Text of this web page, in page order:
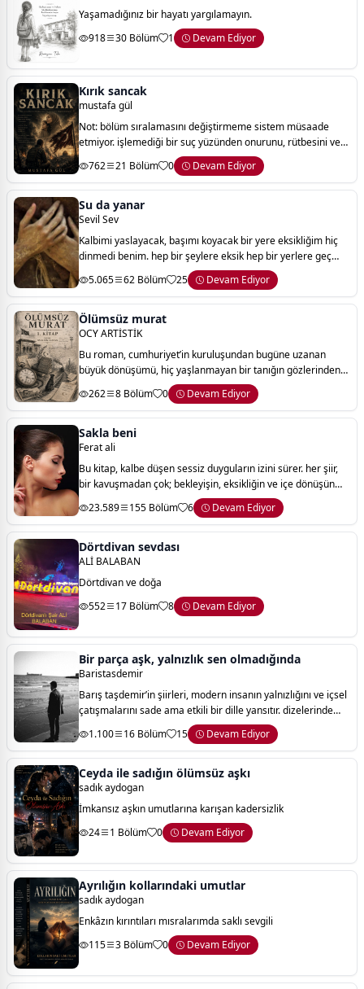
Yaşamadığınız bir hayatı yargılamayın.
918
30 Bölüm 1 Devam Ediyor
Kırık sancak
mustafa gül
Not: bölüm sıralamasını değiştirmeme sistem müsaade
etmiyor. işlemediği bir suç yüzünden onurunu, rütbesini ve
ailesini kaybeden bir subayın; sükût, sabır ve imanla ördüğü
onur mücadelesini anlatan k
762 21 Bölüm 0 Devam Ediyor
Su da yanar
Sevil Sev
Kalbimi yaslayacak, başımı koyacak bir yere eksikliğim hiç
dinmedi benim. hep bir şeylere eksik hep bir yerlere geç
kalmışlık...garip bir duygu. nerede neyin eksik olduğunu
bilmeden bilinçaltı k
5.065 62 Bölüm 25 Devam Ediyor
Ölümsüz murat
OCY ARTİSTİK
Bu roman, cumhuriyet’in kuruluşundan bugüne uzanan
büyük dönüşümü, hiç yaşlanmayan bir tanığın gözlerinden
anlatır. murat; savaşların, devrimlerin, darbelerin, göçlerin,
sevinçlerin ve kayıpların aras
262 8 Bölüm 0 Devam Ediyor
Sakla beni
Ferat ali
Bu kitap, kalbe düşen sessiz duyguların izini sürer. her şiir,
bir kavuşmadan çok; bekleyişin, eksikliğin ve içe dönüşün
23.589 155 Bölüm 6 Devam Ediyor
Dörtdivan sevdası
ALİ BALABAN
Dörtdivan ve doğa
552
17 Bölüm 8 Devam Ediyor
Bir parça aşk, yalnızlık sen olmadığında
Baristasdemir
Barış taşdemir’in şiirleri, modern insanın yalnızlığını ve içsel
çatışmalarını sade ama etkili bir dille yansıtır. dizelerinde
görünenin ötesinde, derin bir sorgulama ve duygusal
yoğunluk vardır. şai
1.100 16 Bölüm 15 Devam Ediyor
Ceyda ile sadığın ölümsüz aşkı
sadık aydogan
İmkansız aşkın umutlarına karışan kadersizlik
24
1 Bölüm 0 Devam Ediyor
Ayrılığın kollarındaki umutlar
sadık aydogan
Enkâzın kırıntıları mısralarımda saklı sevgili
115
3 Bölüm 0 Devam Ediyor